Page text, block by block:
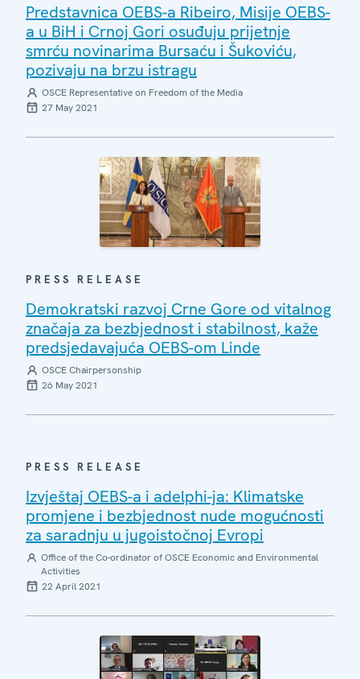
Predstavnica OEBS-a Ribeiro, Misije OEBS-
a u BiH i Crnoj Gori osuđuju prijetnje
smrću novinarima Bursaću i Šukoviću,
pozivaju na brzu istragu
OSCE Representative on Freedom of the Media
27 May 2021
PRESS RELEASE
Demokratski razvoj Crne Gore od vitalnog
značaja za bezbjednost i stabilnost, kaže
predsjedavajuća OEBS-om Linde
OSCE Chairpersonship
26 May 2021
PRESS RELEASE
Izvještaj OEBS-a i adelphi-ja: Klimatske
promjene i bezbjednost nude mogućnosti
za saradnju u jugoistočnoj Evropi
Office of the Co-ordinator of OSCE Economic and Environmental
Activities
22 April 2021